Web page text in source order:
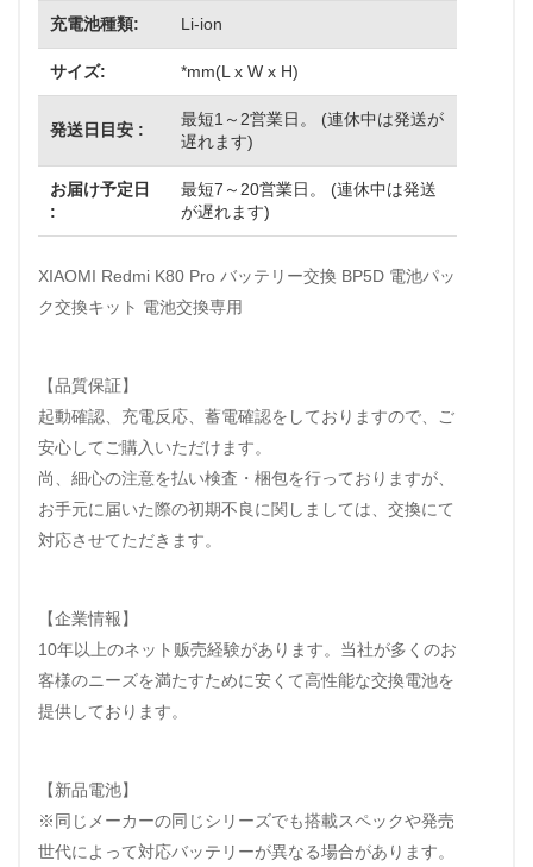
充電池種類: Li-ion
サイズ: *mm(L x W x H)
発送日目安 :
最短1～2営業日。 (連休中は発送が
遅れます)
お届け予定日
:
最短7～20営業日。 (連休中は発送
が遅れます)
XIAOMI Redmi K80 Pro バッテリー交換 BP5D 電池パッ
ク交換キット 電池交換専用
【品質保証】
起動確認、充電反応、蓄電確認をしておりますので、ご
安心してご購入いただけます。
尚、細心の注意を払い検査・梱包を行っておりますが、
お手元に届いた際の初期不良に関しましては、交換にて
対応させてただきます。
【企業情報】
10年以上のネット贩売経験があります。当社が多くのお
客様のニーズを満たすために安くて高性能な交換電池を
提供しております。
【新品電池】
※同じメーカーの同じシリーズでも搭載スペックや発売
世代によって対応バッテリーが異なる場合があります。